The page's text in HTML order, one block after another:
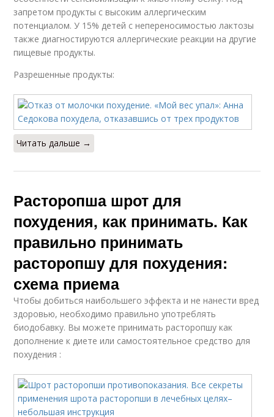
запретом продукты с высоким аллергическим
потенциалом. У 15% детей с непереносимостью лактозы
также диагностируются аллергические реакции на другие
пищевые продукты.
Разрешенные продукты:
Читать дальше →
Расторопша шрот для
похудения, как принимать. Как
правильно принимать
расторопшу для похудения:
схема приема
Чтобы добиться наибольшего эффекта и не нанести вред
здоровью, необходимо правильно употреблять
биодобавку. Вы можете принимать расторопшу как
дополнение к диете или самостоятельное средство для
похудения :